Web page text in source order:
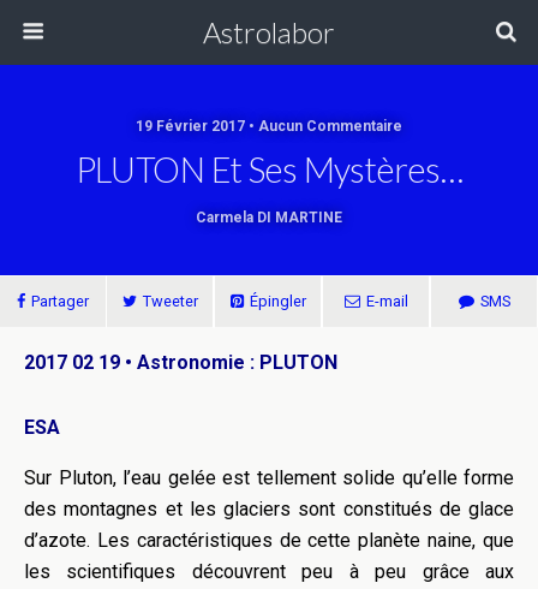
Astrolabor
19 Février 2017 • Aucun Commentaire
PLUTON Et Ses Mystères…
Carmela DI MARTINE
Partager Tweeter Épingler E-mail SMS
2017 02 19 • Astronomie : PLUTON
ESA
Sur Pluton, l’eau gelée est tellement solide qu’elle forme
des montagnes et les glaciers sont constitués de glace
d’azote. Les caractéristiques de cette planète naine, que
les scientifiques découvrent peu à peu grâce aux